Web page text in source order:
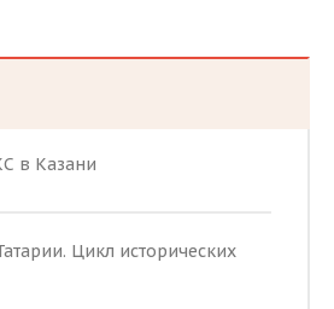
в Казани
Цикл исторических